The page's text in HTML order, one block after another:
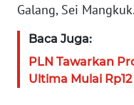
Galang, Sei Mangkuk.
Baca Juga:
PLN Tawarkan
Ultima Mulai
SERAMBI
WN